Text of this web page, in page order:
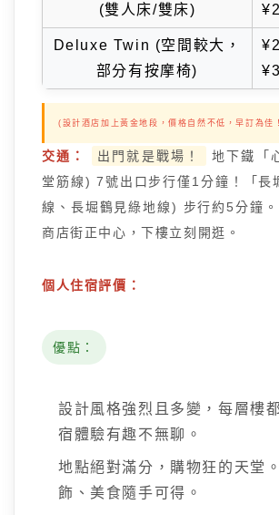
(雙人床/雙床)
Deluxe Twin (空間較大，
部分有按摩椅)
(設計酒店加上黃金地段，價格自然不低，早訂為佳
交通： 出門就是戰場！
地下鐵「
堂筋線) 7號出口步行僅1分鐘！「長
線、長堀鶴見綠地線) 步行約5分鐘
商店街正中心，下樓立刻開逛。
個人住宿評價：
優點：
設計風格強烈且多變，每層樓
宿體驗有趣不無聊。
地點絕對滿分，購物狂的天堂
飾、美食隨手可得。